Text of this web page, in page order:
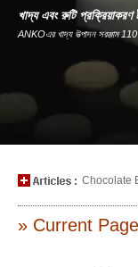
খাদ্য এবং রুটি প্রক্রিয়াকরণ
ANKOএর খাদ্য উত্পাদন সরঞ্জাম
Chocolate
» Current Page: